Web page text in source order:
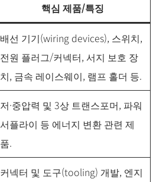
핵심 제품/특징
배선 기기(wiring devices), 스위치,
전원 플러그/커넥터, 서지 보호 장
치, 금속 레이스웨이, 램프 홀더 등.
저·중압력 및 3상 트랜스포머, 파워
서플라이 등 에너지 변환 관련 제
품.
커넥터 및 도구(tooling) 개발, 엔지